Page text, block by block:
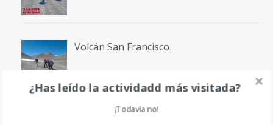
Volcán San Francisco
Laguna San Francisco
¿Has leído la actividadd más visitada?
¡Todavía no!